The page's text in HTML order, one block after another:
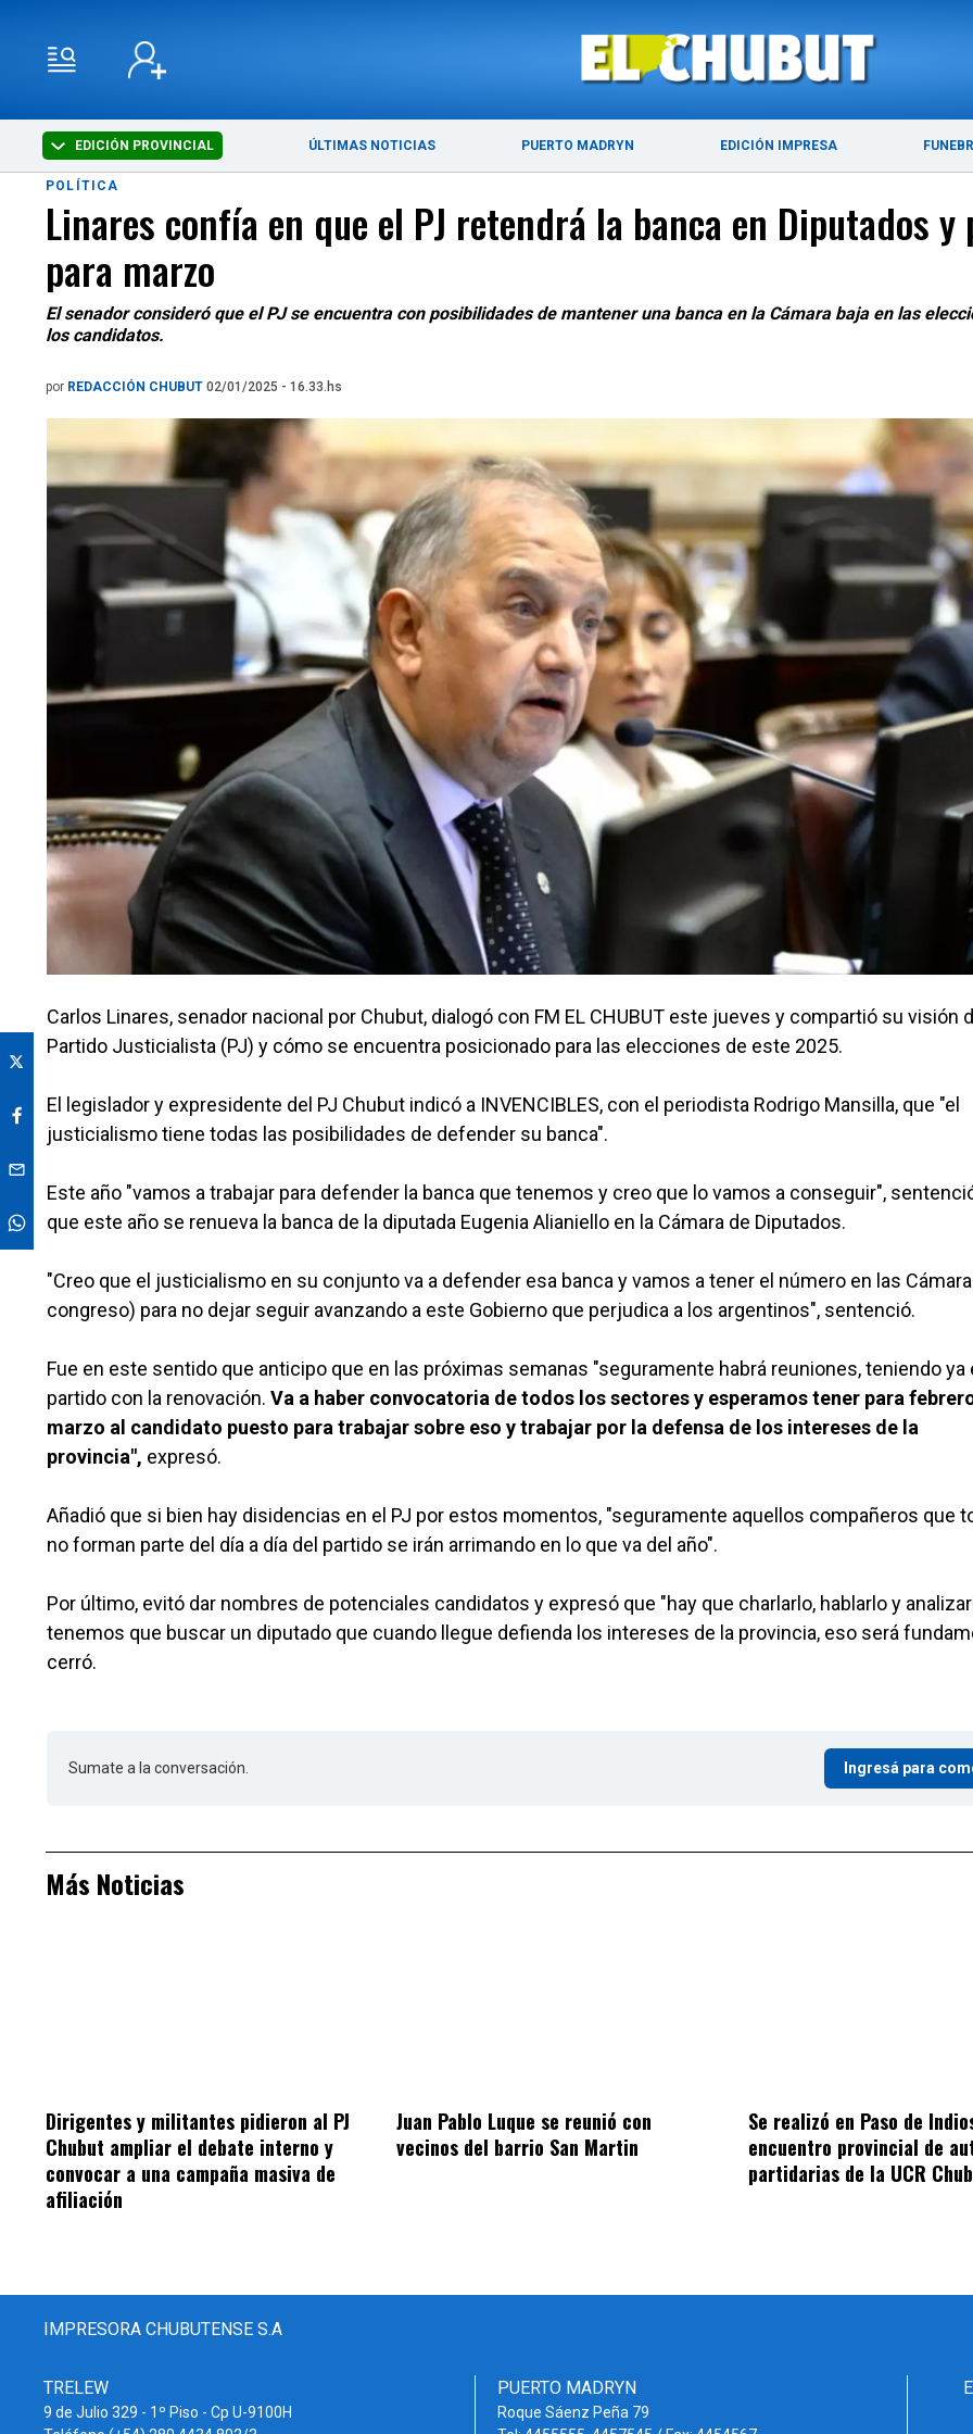
EDICIÓN PROVINCIAL ÚLTIMAS NOTICIAS PUERTO MADRYN EDICIÓN IMPRESA
ÚLTIMAS NOTICIAS PUERTO MADRYN
POLÍTICA
Linares confía en que el PJ retendrá la banca en Diputados
para marzo
El senador consideró que el PJ se encuentra con posibilidades de mantener una banca en la Cámara baja en las
los candidatos.
por REDACCIÓN CHUBUT 02/01/2025 - 16.33.hs
Carlos Linares, senador nacional por Chubut, dialogó con FM EL CHUBUT este jueves y compartió su visión
Partido Justicialista (PJ) y cómo se encuentra posicionado para las elecciones de este 2025.
El legislador y expresidente del PJ Chubut indicó a INVENCIBLES, con el periodista Rodrigo Mansilla, que "el
justicialismo tiene todas las posibilidades de defender su banca".
Este año "vamos a trabajar para defender la banca que tenemos y creo que lo vamos a conseguir",
que este año se renueva la banca de la diputada Eugenia Alianiello en la Cámara de Diputados.
"Creo que el justicialismo en su conjunto va a defender esa banca y vamos a tener el número en las
congreso) para no dejar seguir avanzando a este Gobierno que perjudica a los argentinos", sentenció.
Fue en este sentido que anticipo que en las próximas semanas "seguramente habrá reuniones, teniendo ya
partido con la renovación. Va a haber convocatoria de todos los sectores y esperamos tener para
marzo al candidato puesto para trabajar sobre eso y trabajar por la defensa de los intereses de la
provincia", expresó.
Añadió que si bien hay disidencias en el PJ por estos momentos, "seguramente aquellos compañeros que
no forman parte del día a día del partido se irán arrimando en lo que va del año".
Por último, evitó dar nombres de potenciales candidatos y expresó que "hay que charlarlo, hablarlo y
tenemos que buscar un diputado que cuando llegue defienda los intereses de la provincia, eso será
cerró.
Sumate a la conversación. Ingresá para
Más Noticias
Dirigentes y militantes pidieron al PJ
Chubut ampliar el debate interno y
convocar a una campaña masiva de
afiliación
Juan Pablo Luque se reunió con
vecinos del barrio San Martin
Se realizó en Paso de
encuentro provincial de
partidarias de la UCR
IMPRESORA CHUBUTENSE S.A
TRELEW
9 de Julio 329 - 1º Piso - Cp U-9100H
PUERTO MADRYN
Roque Sáenz Peña 79